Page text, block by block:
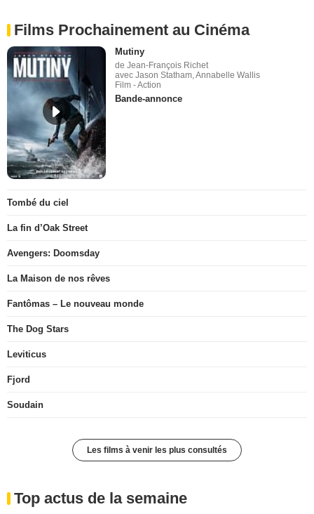
Films Prochainement au Cinéma
Mutiny
de Jean-François Richet
avec Jason Statham, Annabelle Wallis
Film - Action
Bande-annonce
Tombé du ciel
La fin d’Oak Street
Avengers: Doomsday
La Maison de nos rêves
Fantômas – Le nouveau monde
The Dog Stars
Leviticus
Fjord
Soudain
Les films à venir les plus consultés
Top actus de la semaine